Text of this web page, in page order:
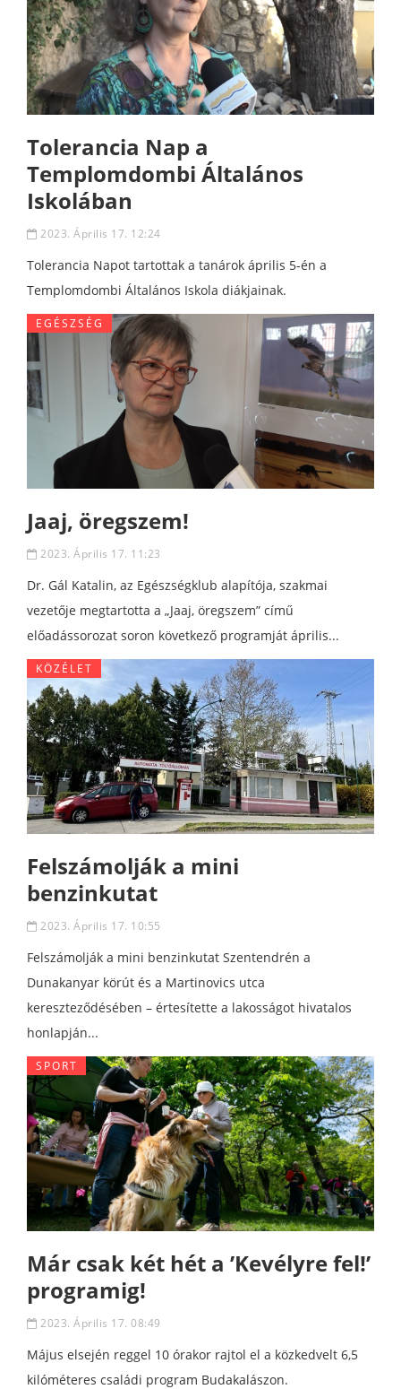
Tolerancia Nap a
Templomdombi Általános
Iskolában
2023. Április 17. 12:24
Tolerancia Napot tartottak a tanárok április 5-én a
Templomdombi Általános Iskola diákjainak.
EGÉSZSÉG
Jaaj, öregszem!
2023. Április 17. 11:23
Dr. Gál Katalin, az Egészségklub alapítója, szakmai
vezetője megtartotta a „Jaaj, öregszem” című
előadássorozat soron következő programját április...
KÖZÉLET
Felszámolják a mini
benzinkutat
2023. Április 17. 10:55
Felszámolják a mini benzinkutat Szentendrén a
Dunakanyar körút és a Martinovics utca
kereszteződésében – értesítette a lakosságot hivatalos
honlapján...
SPORT
Már csak két hét a ’Kevélyre fel!’
programig!
2023. Április 17. 08:49
Május elsején reggel 10 órakor rajtol el a közkedvelt 6,5
kilóméteres családi program Budakalászon.